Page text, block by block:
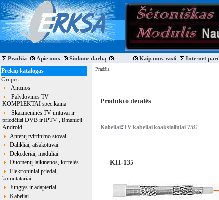
Pradžia Apie mus Siūlome darbą .......... Kaip mus rasti
Internet
Prekių katalogas
Grupės
Antenos
Palydovinės TV
KOMPLEKTAI spec.kaina
Skaitmeninės TV imtuvai ir
priedėliai DVB ir IPTV , išmanieji
Android
Antenų tvirtinimo stovai
Dalikliai, atšakotuvai
Dekoderiai, moduliai
Duomenų laikmenos, kortelės
Elektroniniai priedai,
komutatoriai
Jungtys ir adapteriai
Kabeliai
Pradžia
Produkto detalės
Kabeliai:TV kabeliai koaksialiniai 75Ω
KH-135